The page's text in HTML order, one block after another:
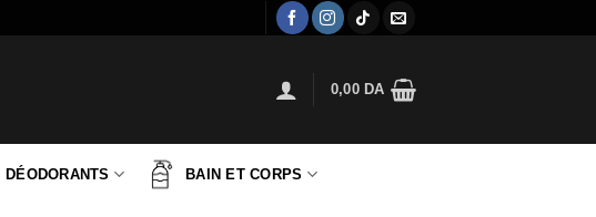
0,00 DA
DÉODORANTS BAIN ET CORPS